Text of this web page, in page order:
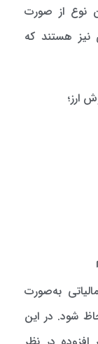
نوع از صورت
هستند که
ارز؛
به‌صورت
شود. در این